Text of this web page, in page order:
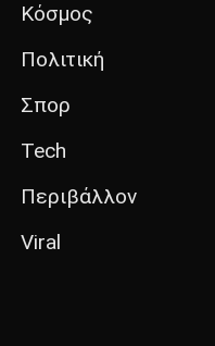
Κόσμος
Πολιτική
Σπορ
Tech
Περιβάλλον
Viral